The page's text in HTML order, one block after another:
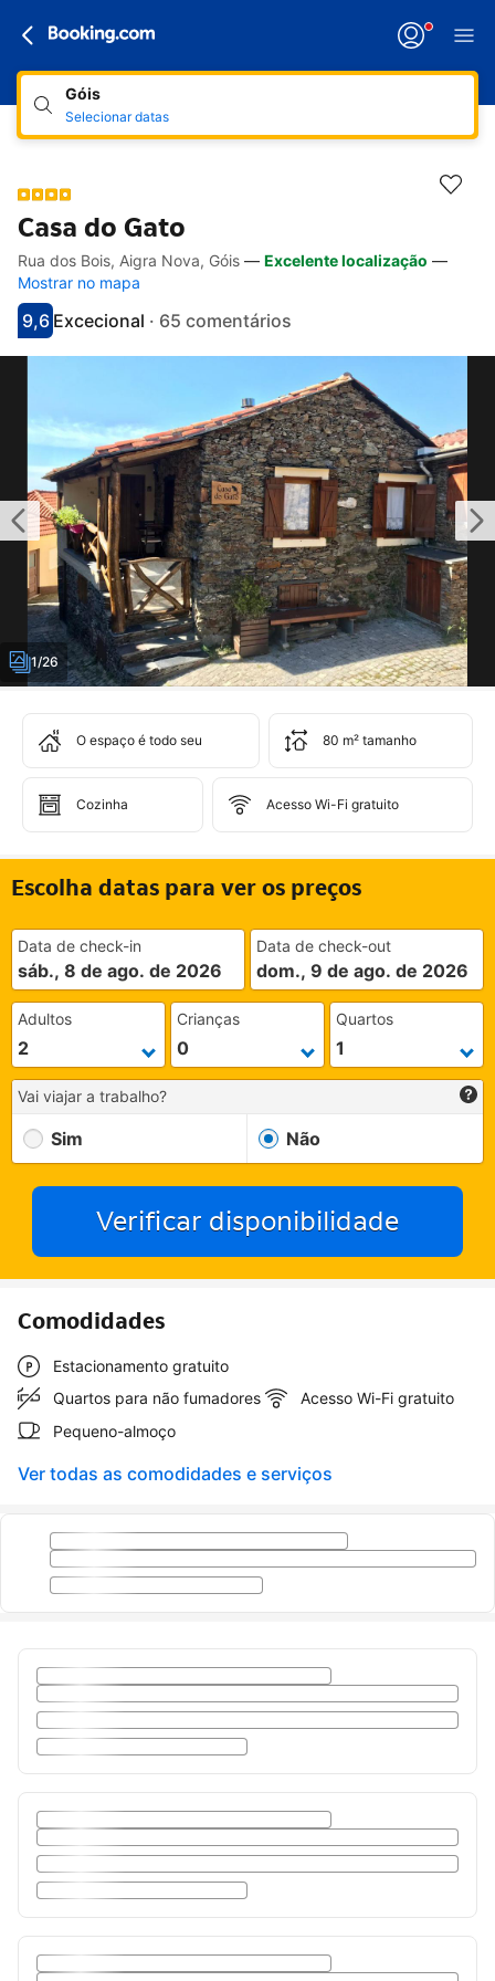
Góis
Selecionar datas
Casa do Gato
Hiperligações de acessibilidade
Ir para a descrição
Ir para as comodidades
Ir para os quartos
Ir para as condições
Rua dos Bois, Aigra Nova, Góis — Excelente localização —
Mostrar no mapa
Pontuado com 9.6
9,6
Avaliado como excecional
Excecional · 65 comentários
1/26
O espaço é todo seu 80 m² tamanho
Cozinha Acesso Wi-Fi gratuito
Escolha datas para ver os preços
Data de check-in
sáb., 8 de ago. de 2026
Data de check-out
dom., 9 de ago. de 2026
Adultos Crianças Quartos
Vai viajar a trabalho?
Sim Não
Verificar disponibilidade
Comodidades
Estacionamento gratuito
Quartos para não fumadores
Acesso Wi-Fi gratuito
Pequeno-almoço
Ver todas as comodidades e serviços